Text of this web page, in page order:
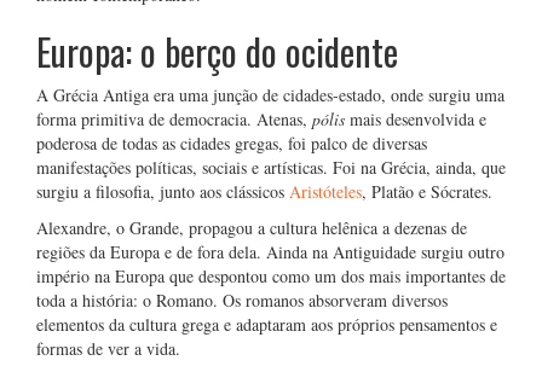
Europa: o berço do ocidente
A Grécia Antiga era uma junção de cidades-estado, onde surgiu uma
forma primitiva de democracia. Atenas, pólis mais desenvolvida e
poderosa de todas as cidades gregas, foi palco de diversas
manifestações políticas, sociais e artísticas. Foi na Grécia, ainda, que
surgiu a filosofia, junto aos clássicos Aristóteles, Platão e Sócrates.
Alexandre, o Grande, propagou a cultura helênica a dezenas de
regiões da Europa e de fora dela. Ainda na Antiguidade surgiu outro
império na Europa que despontou como um dos mais importantes de
toda a história: o Romano. Os romanos absorveram diversos
elementos da cultura grega e adaptaram aos próprios pensamentos e
formas de ver a vida.